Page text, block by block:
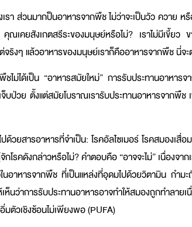
า ส่วนมากป็นอาหารจากพืช ไม่ว่าจะเป็นวัว ควาย
เคยสังเกตสรีระของมนุษย์หรือไม่? เราไม่มีเขี้ยว
ริงๆ แล้วอาหารของมนุษย์เราก็คืออาหารจากพืช นี่จ
ไม่ได้เป็น “อาหารสมัยใหม่” การรับประทานอาหา
บป่วย ตั้งแต่สมัยโบราณเรารับประทานอาหารจากพื
ด้วยสารอาหารที่จำเป็น: โรคอัลไซเมอร์ โรคสมองเ
โรคดังกล่าวหรือไม่? คำตอบคือ “อาจจะไม่” เนื่องจา
นอาหารจากพืช ที่เป็นแหล่งที่อุดมไปด้วยวิตามิน กำ
ห็นว่าการรับประทานอาหารอาจทำให้สมองถูกทำลาย
มตัวเชิงซ้อนไม่เพียงพอ (PUFA)